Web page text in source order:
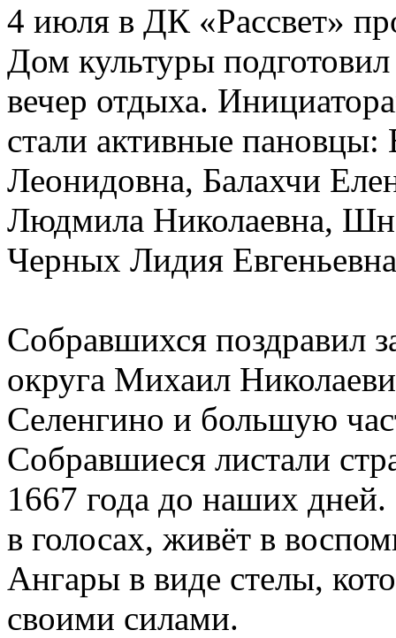
4 июля в ДК «Рассвет»
Дом культуры
вечер отдыха.
стали активные пановцы:
Леонидовна, Балахчи
Людмила Николаевна,
Черных Лидия
Собравшихся поздравил
округа Михаил
Селенгино и большую
Собравшиеся листали
1667 года до наших
в голосах, живёт в
Ангары в виде стелы,
своими силами.